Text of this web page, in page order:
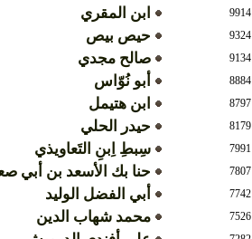
9914 ابن المقري
9324 حيص بيص
9134 صالح مجدي
8884 أبو نُوّاس
8797 ابن هتيمل
8179 حيدر الحلي
7991 سِبطِ اِبنِ التَعاويذي
7807 حنا بك الأسعد بن أبي
7742 أبي الفضل الوليد
7526 محمد شهاب الدين